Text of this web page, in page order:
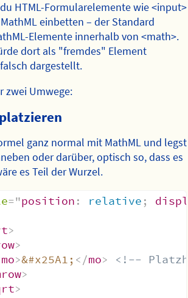
HTML-Formularelemente wie <input>
einbetten – der Standard
Elemente innerhalb von <math>.
dort als "fremdes" Element
dargestellt.
zwei Umwege:
ganz normal mit MathML und legst
oder darüber, optisch so, dass es
es Teil der Wurzel.
="position : relative ;
>
>
mo>&#x25A1; </mo>
<!--
>
>